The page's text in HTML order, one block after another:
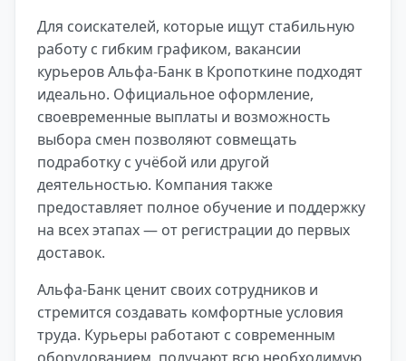
Для соискателей, которые ищут стабильную
работу с гибким графиком, вакансии
курьеров Альфа-Банк в Кропоткине подходят
идеально. Официальное оформление,
своевременные выплаты и возможность
выбора смен позволяют совмещать
подработку с учёбой или другой
деятельностью. Компания также
предоставляет полное обучение и поддержку
на всех этапах — от регистрации до первых
доставок.
Альфа-Банк ценит своих сотрудников и
стремится создавать комфортные условия
труда. Курьеры работают с современным
оборудованием, получают всю необходимую